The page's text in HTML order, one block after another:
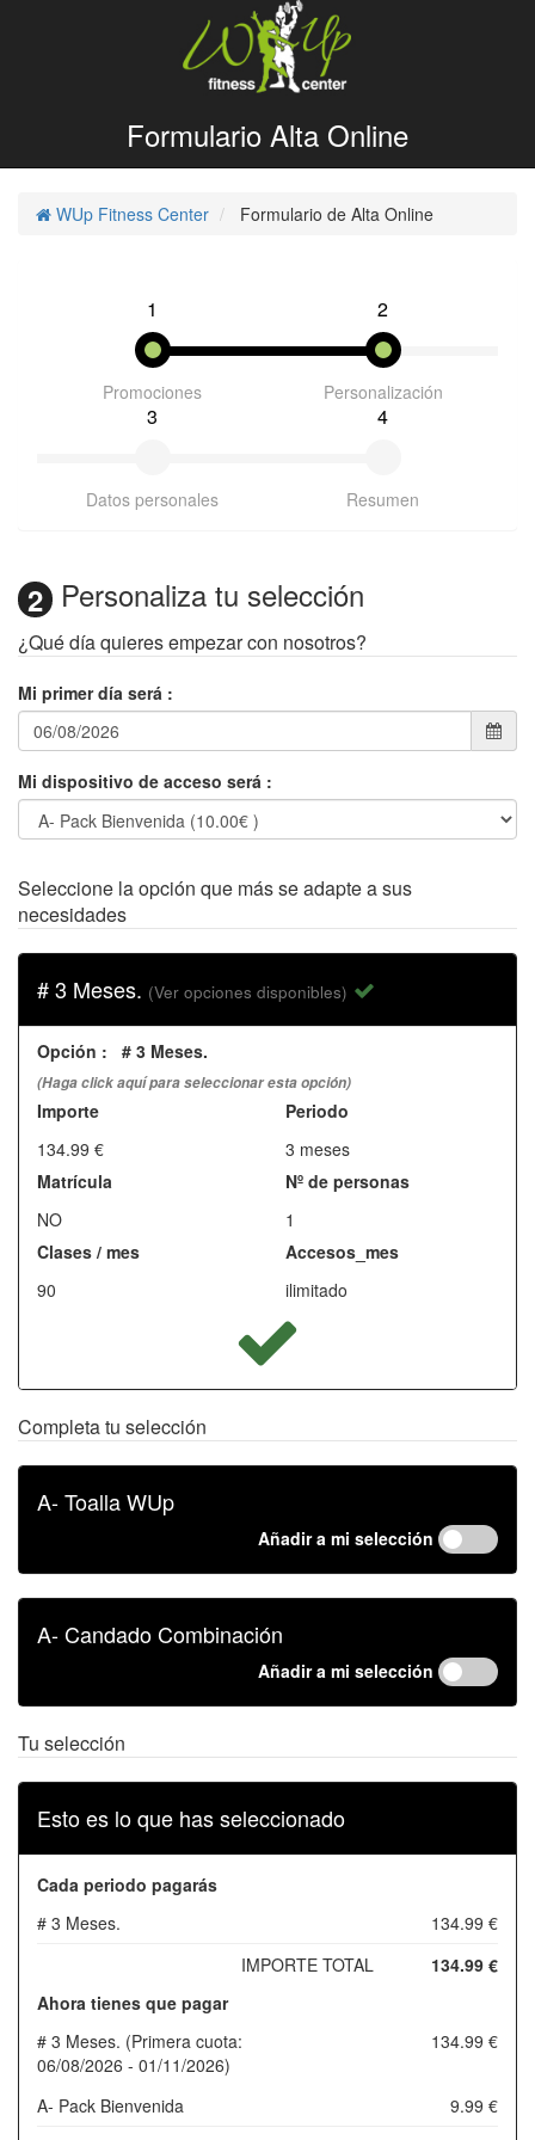
Formulario Alta Online
WUp Fitness Center Formulario de Alta Online
1
Promociones
2
Personalización
3
Datos personales
4
Resumen
2 Personaliza tu selección
¿Qué día quieres empezar con nosotros?
Mi primer día será :
Mi dispositivo de acceso será :
Seleccione la opción que más se adapte a sus
necesidades
# 3 Meses. (Ver opciones disponibles)
Opción : # 3 Meses.
(Haga click aquí para seleccionar esta opción)
Importe
134.99 €
Periodo
3 meses
Matrícula
NO
Nº de personas
1
Clases / mes
90
Accesos_mes
ilimitado
Completa tu selección
A- Toalla WUp
Añadir a mi selección
A- Candado Combinación
Añadir a mi selección
Tu selección
Esto es lo que has seleccionado
Cada periodo pagarás
# 3 Meses.
134.99 €
IMPORTE TOTAL
134.99 €
Ahora tienes que pagar
# 3 Meses. (Primera cuota:
06/08/2026 - 01/11/2026)
134.99 €
A- Pack Bienvenida
9.99 €